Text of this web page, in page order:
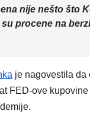
nije nešto što
procene na
je nagovestila da
FED-ove